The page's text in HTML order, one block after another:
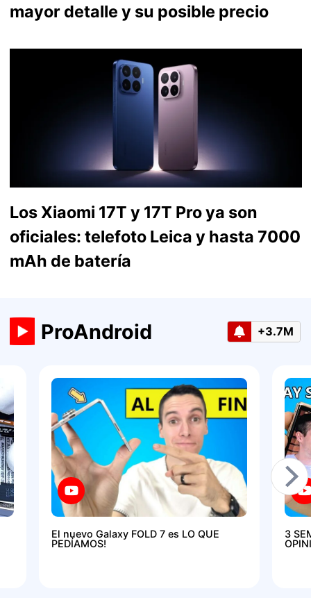
mayor detalle y su posible precio
Los Xiaomi 17T y 17T Pro ya son
oficiales: telefoto Leica y hasta 7000
mAh de batería
ProAndroid +3.7M
El nuevo Galaxy FOLD 7 es LO QUE
PEDÍAMOS!
3